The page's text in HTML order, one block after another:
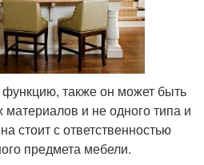
также он может быть
материалов и не одного типа и
стоит с ответственностью
предмета мебели.